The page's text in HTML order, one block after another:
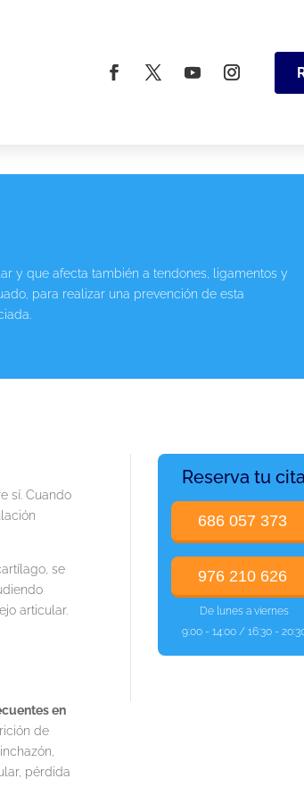
y que afecta también a tendones, ligamentos y
para realizar una prevención de esta
sí. Cuando
se
articular.
en
de
pérdida
Reserva tu
686 057 373
976 210 626
De lunes a viernes
9:00 - 14:00 / 16:30 -